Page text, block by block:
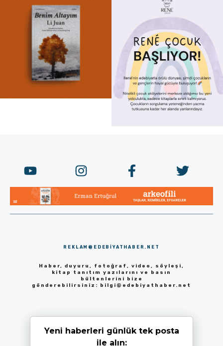
REKLAM@EDEBIYATHABER.NET
Haber, duyuru, fotoğraf, video, söyleşi,
kitap tanıtım yazılarını ve basın
bültenlerini bize
gönderebilirsiniz: bilgi@edebiyathaber.net
Yeni haberleri günlük tek posta
ile alın: